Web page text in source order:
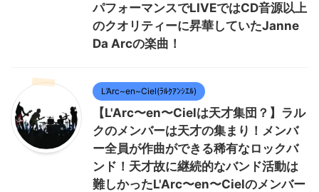
パフォーマンスでLIVEではCD音源以上
のクオリティーに昇華していたJanne
Da Arcの楽曲！
L’Arc~en~Ciel(ﾗﾙｸｱﾝｼｴﾙ)
【L'Arc〜en〜Cielは天才集団？】ラル
クのメンバーは天才の集まり！メンバ
ー全員が作曲ができる稀有なロックバ
ンド！天才故に継続的なバンド活動は
難しかったL'Arc〜en〜Cielのメンバー